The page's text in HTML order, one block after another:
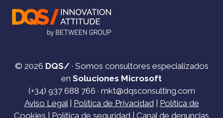
© 2026 DQS/· Somos consultores especializados
en Soluciones Microsoft
(+34) 937 688 766 · mkt@dqsconsulting.com
Aviso Legal| Política de Privacidad| Política de
Cookies
Política de seguridad Canal de denuncias